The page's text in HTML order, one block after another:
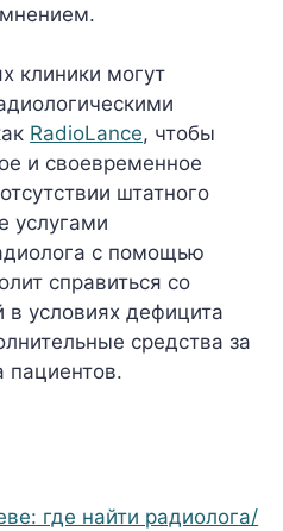
клиники могут
RadioLance, чтобы
и своевременное
штатного
услугами
с помощью
справиться со
в условиях дефицита
средства за
пациентов.
где найти радиолога/